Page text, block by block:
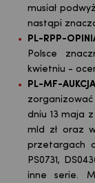
musiał
nastąpi
PL-RPP-
Polsce
kwietniu -
PL-MF-AUKCJA
dniu 13 maja
mld zł oraz
przetargach
PS0731,
inne serie.